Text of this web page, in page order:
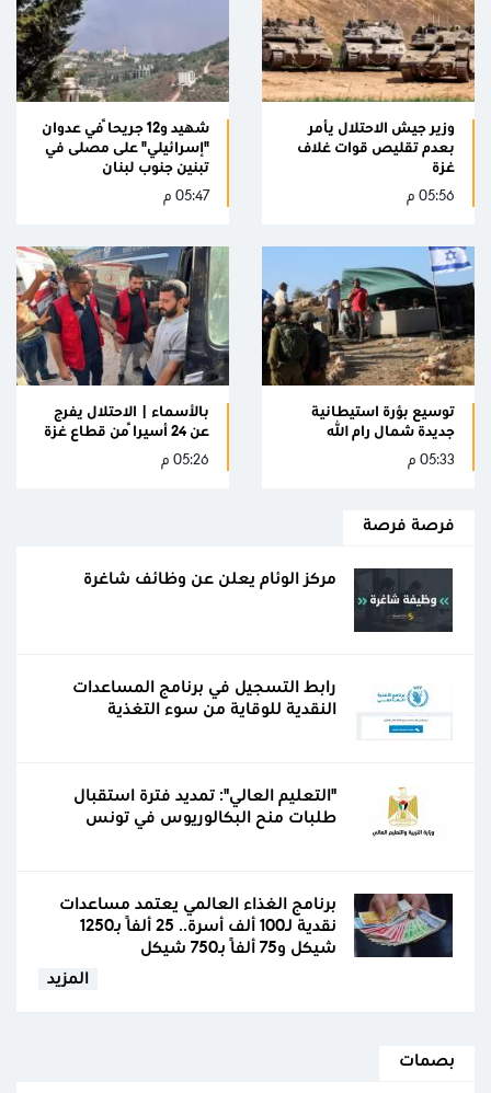
وزير جيش الاحتلال يأمر
بعدم تقليص قوات غلاف
غزة
05:56 م
شهيد و12 جريحاً في عدوان
"إسرائيلي" على مصلى في
تبنين جنوب لبنان
05:47 م
توسيع بؤرة استيطانية
جديدة شمال رام الله
05:33 م
بالأسماء | الاحتلال يفرج
عن 24 أسيراً من قطاع غزة
05:26 م
فرصة فرصة
مركز الوئام يعلن عن وظائف شاغرة
رابط التسجيل في برنامج المساعدات
النقدية للوقاية من سوء التغذية
"التعليم العالي": تمديد فترة استقبال
طلبات منح البكالوريوس في تونس
برنامج الغذاء العالمي يعتمد مساعدات
نقدية لـ100 ألف أسرة.. 25 ألفًا بـ1250
شيكل و75 ألفًا بـ750 شيكل
المزيد
بصمات